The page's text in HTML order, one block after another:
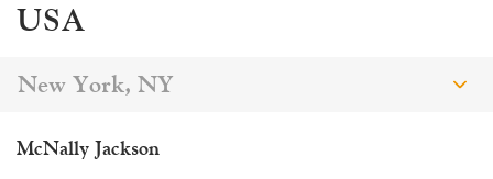
USA
New York, NY
McNally Jackson